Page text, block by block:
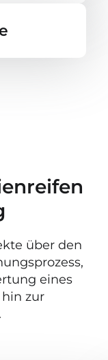
über den
eines
zur